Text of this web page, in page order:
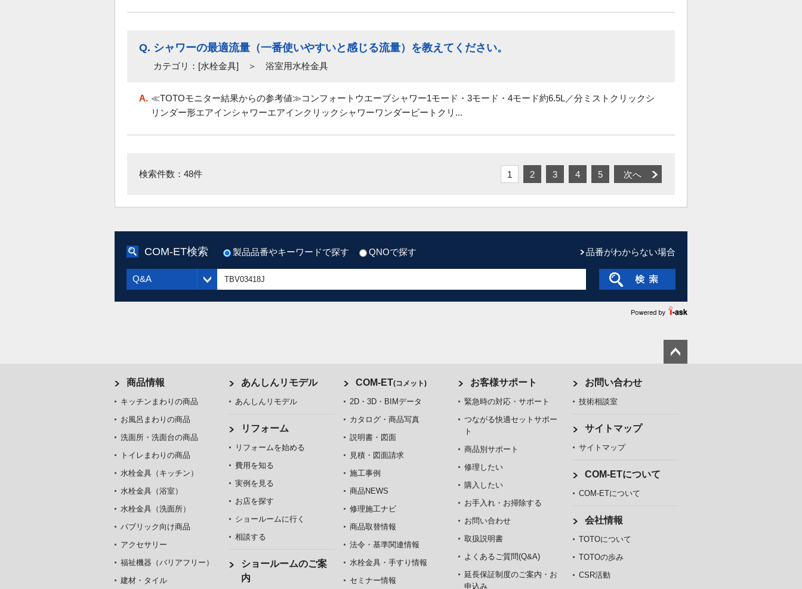
Q. シャワーの最適流量（一番使いやすいと感じる流量）を教えてください。
カテゴリ：[水栓金具] ＞ 浴室用水栓金具
A. ≪TOTOモニター結果からの参考値≫コンフォートウエーブシャワー1モード・3モード・4モード約6.5L／分ミストクリックシ
リンダー形エアインシャワーエアインクリックシャワーワンダービートクリ...
検索件数：48件 1 2 3 4 5 次へ
COM-ET検索 製品品番やキーワードで探す QNOで探す 品番がわからない場合
Q&A
商品情報
キッチンまわりの商品
お風呂まわりの商品
洗面所・洗面台の商品
トイレまわりの商品
水栓金具（キッチン）
水栓金具（浴室）
水栓金具（洗面所）
パブリック向け商品
アクセサリー
福祉機器（バリアフリー）
建材・タイル
あんしんリモデル
あんしんリモデル
リフォーム
リフォームを始める
費用を知る
実例を見る
お店を探す
ショールームに行く
相談する
ショールームのご案
内
COM-ET(コメット)
2D・3D・BIMデータ
カタログ・商品写真
説明書・図面
見積・図面請求
施工事例
商品NEWS
修理施工ナビ
商品取替情報
法令・基準関連情報
水栓金具・手すり情報
セミナー情報
お客様サポート
緊急時の対応・サポート
つながる快適セットサポー
ト
商品別サポート
修理したい
購入したい
お手入れ・お掃除する
お問い合わせ
取扱説明書
よくあるご質問(Q&A)
延長保証制度のご案内・お
申込み
お問い合わせ
技術相談室
サイトマップ
サイトマップ
COM-ETについて
COM-ETについて
会社情報
TOTOについて
TOTOの歩み
CSR活動